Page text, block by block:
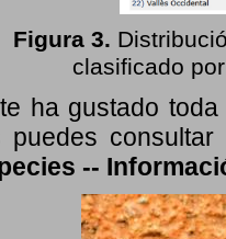
Figura 3.
clasificado
ha gustado
puedes
--